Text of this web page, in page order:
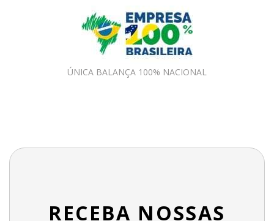
ÚNICA BALANÇA 100% NACIONAL
RECEBA NOSSAS